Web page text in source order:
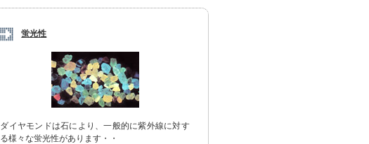
蛍光性
ダイヤモンドは石により、一般的に紫外線に対す
る様々な蛍光性があります・・